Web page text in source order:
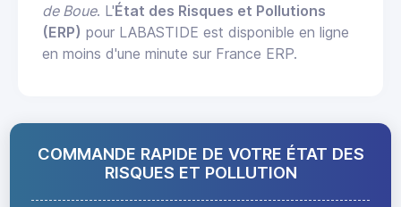
de Boue. L'État des Risques et Pollutions
(ERP) pour LABASTIDE est disponible en ligne
en moins d'une minute sur France ERP.
COMMANDE RAPIDE DE VOTRE ÉTAT DES
RISQUES ET POLLUTION